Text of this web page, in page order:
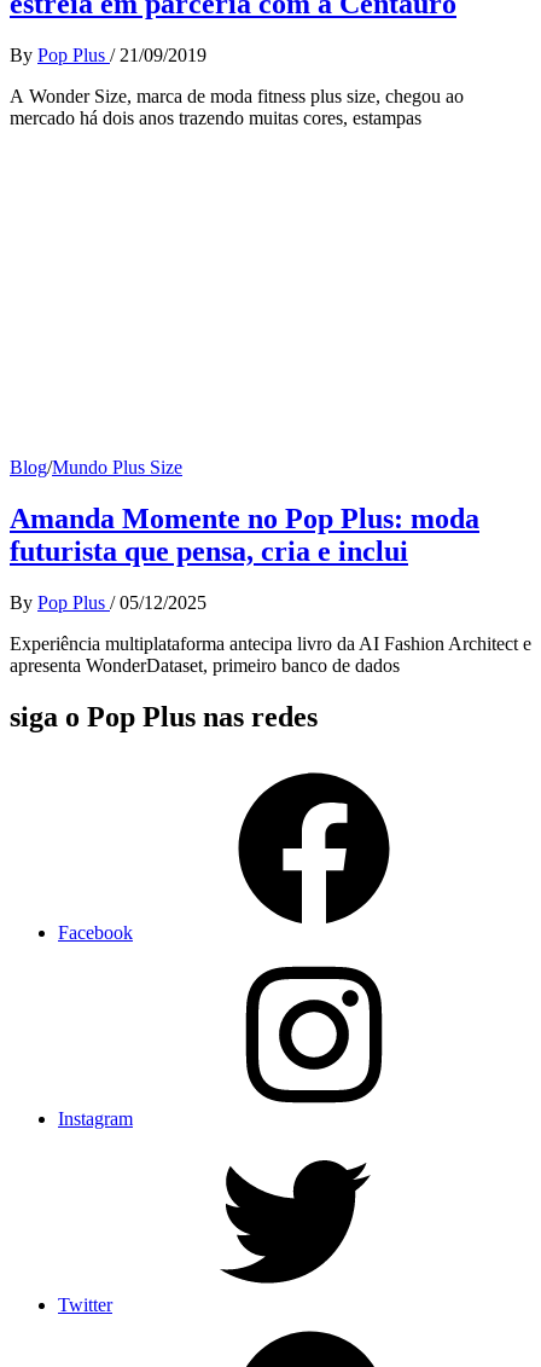
By Pop Plus / 21/09/2019
A Wonder Size, marca de moda fitness plus size, chegou ao
mercado há dois anos trazendo muitas cores, estampas
Blog/Mundo Plus Size
Amanda Momente no Pop Plus: moda
futurista que pensa, cria e inclui
By Pop Plus / 05/12/2025
Experiência multiplataforma antecipa livro da AI Fashion Architect e
apresenta WonderDataset, primeiro banco de dados
siga o Pop Plus nas redes
Facebook
Instagram
Twitter